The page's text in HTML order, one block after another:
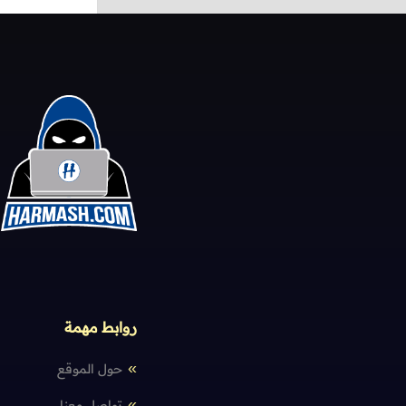
روابط مهمة
حول الموقع